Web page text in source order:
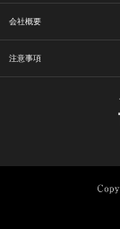
会社概要
注意事項